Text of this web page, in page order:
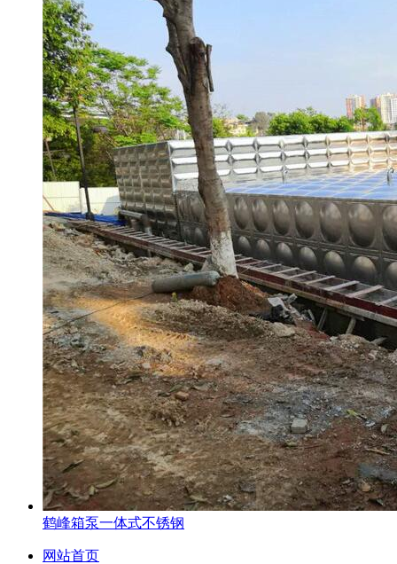
鹤峰箱泵一体式不锈钢
网站首页